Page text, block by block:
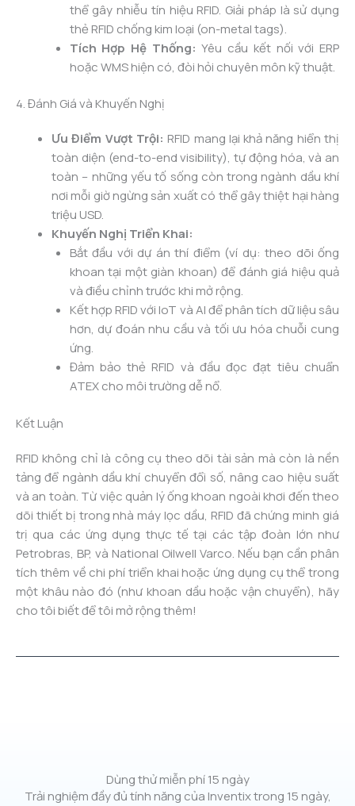
thể gây nhiễu tín hiệu RFID. Giải pháp là sử dụng
thẻ RFID chống kim loại (on-metal tags).
Tích Hợp Hệ Thống: Yêu cầu kết nối với ERP
hoặc WMS hiện có, đòi hỏi chuyên môn kỹ thuật.
4. Đánh Giá và Khuyến Nghị
Ưu Điểm Vượt Trội: RFID mang lại khả năng hiển thị
toàn diện (end-to-end visibility), tự động hóa, và an
toàn – những yếu tố sống còn trong ngành dầu khí
nơi mỗi giờ ngừng sản xuất có thể gây thiệt hại hàng
triệu USD.
Khuyến Nghị Triển Khai:
Bắt đầu với dự án thí điểm (ví dụ: theo dõi ống
khoan tại một giàn khoan) để đánh giá hiệu quả
và điều chỉnh trước khi mở rộng.
Kết hợp RFID với IoT và AI để phân tích dữ liệu sâu
hơn, dự đoán nhu cầu và tối ưu hóa chuỗi cung
ứng.
Đảm bảo thẻ RFID và đầu đọc đạt tiêu chuẩn
ATEX cho môi trường dễ nổ.
Kết Luận
RFID không chỉ là công cụ theo dõi tài sản mà còn là nền
tảng để ngành dầu khí chuyển đổi số, nâng cao hiệu suất
và an toàn. Từ việc quản lý ống khoan ngoài khơi đến theo
dõi thiết bị trong nhà máy lọc dầu, RFID đã chứng minh giá
trị qua các ứng dụng thực tế tại các tập đoàn lớn như
Petrobras, BP, và National Oilwell Varco. Nếu bạn cần phân
tích thêm về chi phí triển khai hoặc ứng dụng cụ thể trong
một khâu nào đó (như khoan dầu hoặc vận chuyển), hãy
cho tôi biết để tôi mở rộng thêm!
Dùng thử miễn phí 15 ngày
Trải nghiệm đầy đủ tính năng của Inventix trong 15 ngày,